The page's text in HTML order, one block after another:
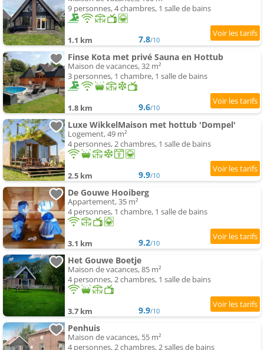
9 personnes, 4 chambres, 1 salle de bains
1.1 km 7.8/10
Finse Kota met privé Sauna en Hottub
Maison de vacances, 32 m²
3 personnes, 1 chambre, 1 salle de bains
1.8 km 9.6/10
Luxe WikkelMaison met hottub 'Dompel'
Logement, 49 m²
4 personnes, 2 chambres, 1 salle de bains
2.5 km 9.9/10
De Gouwe Hooiberg
Appartement, 35 m²
4 personnes, 1 chambre, 1 salle de bains
3.1 km 9.2/10
Het Gouwe Boetje
Maison de vacances, 85 m²
4 personnes, 2 chambres, 1 salle de bains
3.7 km 9.9/10
Penhuis
Maison de vacances, 55 m²
4 personnes, 2 chambres, 2 salles de bains